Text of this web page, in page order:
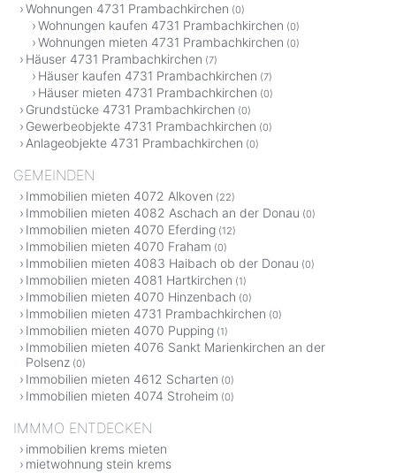
Wohnungen 4731 Prambachkirchen (0)
Wohnungen kaufen 4731 Prambachkirchen (0)
Wohnungen mieten 4731 Prambachkirchen (0)
Häuser 4731 Prambachkirchen (7)
Häuser kaufen 4731 Prambachkirchen (7)
Häuser mieten 4731 Prambachkirchen (0)
Grundstücke 4731 Prambachkirchen (0)
Gewerbeobjekte 4731 Prambachkirchen (0)
Anlageobjekte 4731 Prambachkirchen (0)
GEMEINDEN
Immobilien mieten 4072 Alkoven (22)
Immobilien mieten 4082 Aschach an der Donau (0)
Immobilien mieten 4070 Eferding (12)
Immobilien mieten 4070 Fraham (0)
Immobilien mieten 4083 Haibach ob der Donau (0)
Immobilien mieten 4081 Hartkirchen (1)
Immobilien mieten 4070 Hinzenbach (0)
Immobilien mieten 4731 Prambachkirchen (0)
Immobilien mieten 4070 Pupping (1)
Immobilien mieten 4076 Sankt Marienkirchen an der
Polsenz (0)
Immobilien mieten 4612 Scharten (0)
Immobilien mieten 4074 Stroheim (0)
IMMMO ENTDECKEN
immobilien krems mieten
mietwohnung stein krems